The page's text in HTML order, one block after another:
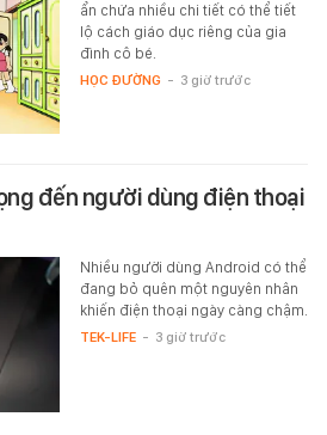
ẩn chứa nhiều chi tiết có thể tiết
lộ cách giáo dục riêng của gia
đình cô bé.
HỌC ĐƯỜNG - 3 giờ trước
đến người dùng điện thoại
Nhiều người dùng Android có thể
đang bỏ quên một nguyên nhân
khiến điện thoại ngày càng chậm.
TEK-LIFE - 3 giờ trước